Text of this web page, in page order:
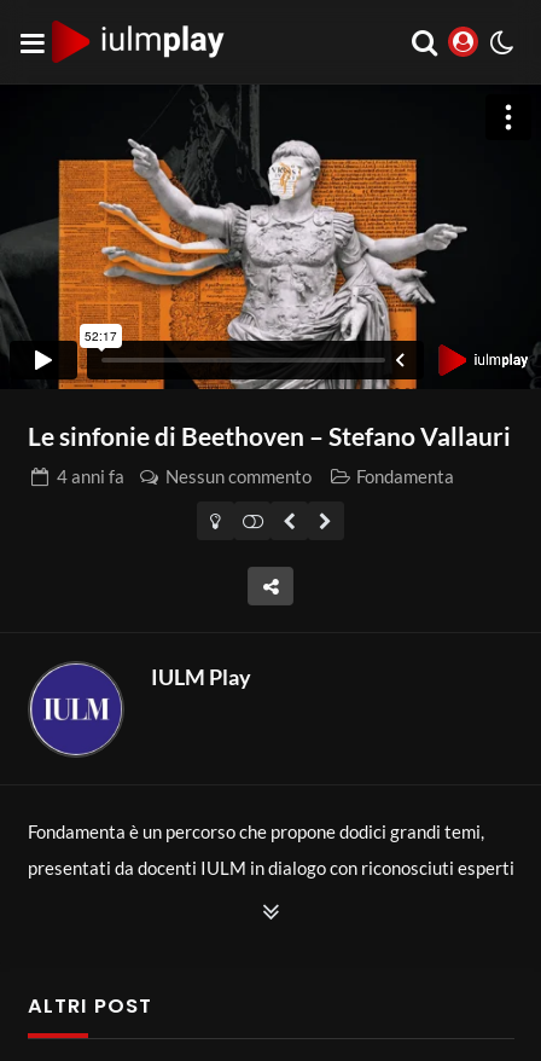
Le sinfonie di Beethoven – Stefano Vallauri
4 anni fa Nessun commento Fondamenta
IULM Play
Fondamenta è un percorso che propone dodici grandi temi,
presentati da docenti IULM in dialogo con riconosciuti esperti
di levatura internazionale che tengono delle Masterclass per
chi ci ha preceduti. È un tentativo di mettere la storia
ALTRI POST